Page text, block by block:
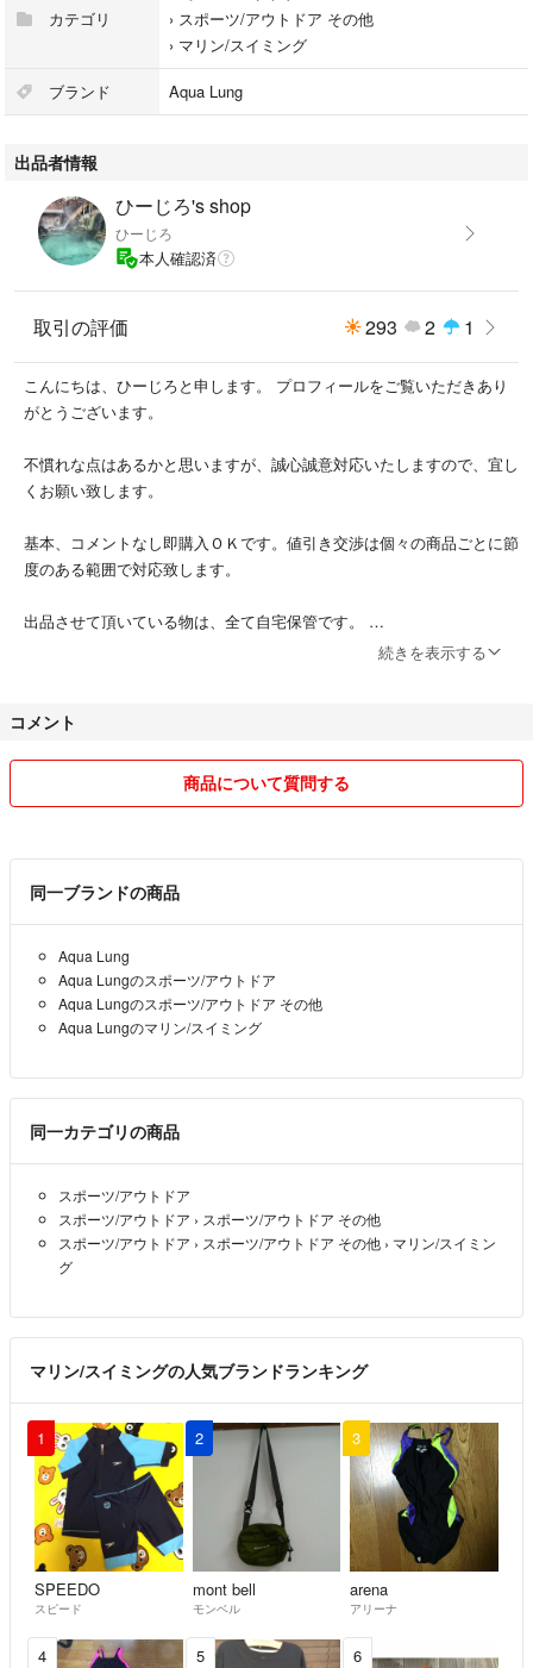
【商品の状態】
新品・未使用です。
これからの季節の海水浴や、リゾートへの旅行、マリンスポーツに大活躍
するセットです。
いたします。
#シュノーケリング #シュノーケル #シュノーケルセット #USDIVERS #ユ
ーエスダイバーズ #AQUALUNG #アクアラング #GoPro #GoPro対応 #マ
リンスポーツ #ダイビング #海水浴 #海 #リゾート #旅行 #トラベルグッ
ズ #コストコ #Costco #アウトドア
カテゴリ
› スポーツ/アウトドア その他
› マリン/スイミング
ブランド Aqua Lung
出品者情報
ひーじろ's shop
ひーじろ
本人確認済
取引の評価 293 2 1
こんにちは、ひーじろと申します。 プロフィールをご覧いただきあり
がとうございます。
不慣れな点はあるかと思いますが、誠心誠意対応いたしますので、宜し
くお願い致します。
基本、コメントなし即購入ＯＫです。値引き交渉は個々の商品ごとに節
度のある範囲で対応致します。
出品させて頂いている物は、全て自宅保管です。
が、仕事等で手が空かない際は返信が遅れることもございます。 その
際は、ご了解下さい。
なりとご指摘ください。対応致します。
どうぞ宜しくお願い致します。
続きを表示する
コメント
商品について質問する
同一ブランドの商品
Aqua Lung
Aqua Lungのスポーツ/アウトドア
Aqua Lungのスポーツ/アウトドア その他
Aqua Lungのマリン/スイミング
同一カテゴリの商品
スポーツ/アウトドア
スポーツ/アウトドア › スポーツ/アウトドア その他
スポーツ/アウトドア › スポーツ/アウトドア その他 › マリン/スイミン
グ
マリン/スイミングの人気ブランドランキング
1
SPEEDO
スピード
2
mont bell
モンベル
3
arena
アリーナ
4 5 6